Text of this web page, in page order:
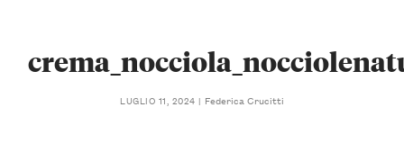
LUGLIO 11, 2024 Federica Crucitti